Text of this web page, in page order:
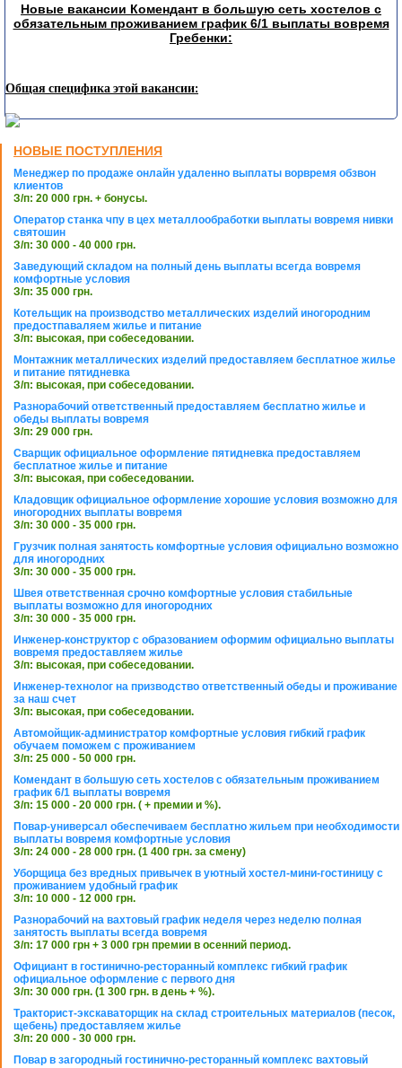
Новые вакансии Комендант в большую сеть хостелов с
обязательным проживанием график 6/1 выплаты вовремя
Гребенки:
Общая специфика этой вакансии:
НОВЫЕ ПОСТУПЛЕНИЯ
Менеджер по продаже онлайн удаленно выплаты ворвремя обзвон
клиентов
З/п: 20 000 грн. + бонусы.
Оператор станка чпу в цех металлообработки выплаты вовремя нивки
святошин
З/п: 30 000 - 40 000 грн.
Заведующий складом на полный день выплаты всегда вовремя
комфортные условия
З/п: 35 000 грн.
Котельщик на производство металлических изделий иногородним
предостпаваляем жилье и питание
З/п: высокая, при собеседовании.
Монтажник металлических изделий предоставляем бесплатное жилье
и питание пятидневка
З/п: высокая, при собеседовании.
Разнорабочий ответственный предоставляем бесплатно жилье и
обеды выплаты вовремя
З/п: 29 000 грн.
Сварщик официальное оформление пятидневка предоставляем
бесплатное жилье и питание
З/п: высокая, при собеседовании.
Кладовщик официальное оформление хорошие условия возможно для
иногородних выплаты вовремя
З/п: 30 000 - 35 000 грн.
Грузчик полная занятость комфортные условия официально возможно
для иногородних
З/п: 30 000 - 35 000 грн.
Швея ответственная срочно комфортные условия стабильные
выплаты возможно для иногородних
З/п: 30 000 - 35 000 грн.
Инженер-конструктор с образованием оформим официально выплаты
вовремя предоставляем жилье
З/п: высокая, при собеседовании.
Инженер-технолог на призводство ответственный обеды и проживание
за наш счет
З/п: высокая, при собеседовании.
Автомойщик-администратор комфортные условия гибкий график
обучаем поможем с проживанием
З/п: 25 000 - 50 000 грн.
Комендант в большую сеть хостелов с обязательным проживанием
график 6/1 выплаты вовремя
З/п: 15 000 - 20 000 грн. ( + премии и %).
Повар-универсал обеспечиваем бесплатно жильем при необходимости
выплаты вовремя комфортные условия
З/п: 24 000 - 28 000 грн. (1 400 грн. за смену)
Уборщица без вредных привычек в уютный хостел-мини-гостиницу с
проживанием удобный график
З/п: 10 000 - 12 000 грн.
Разнорабочий на вахтовый график неделя через неделю полная
занятость выплаты всегда вовремя
З/п: 17 000 грн + 3 000 грн премии в осенний период.
Официант в гостинично-ресторанный комплекс гибкий график
официальное оформление с первого дня
З/п: 30 000 грн. (1 300 грн. в день + %).
Тракторист-экскаваторщик на склад строительных материалов (песок,
щебень) предоставляем жилье
З/п: 20 000 - 30 000 грн.
Повар в загородный гостинично-ресторанный комплекс вахтовый